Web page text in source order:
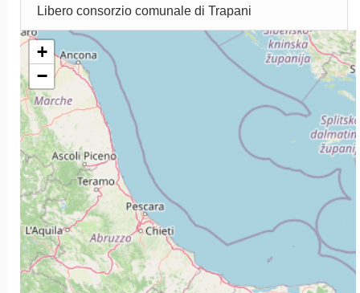
Libero consorzio comunale di Trapani
+
−